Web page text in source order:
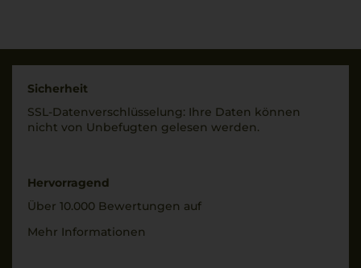
Trinktemperatur
6 °C
Alkoholgehalt
11 % Vol.
15,7 g/L
0,75 L
Sicherheit
SSL-Daten­verschlüs­selung: Ihre Daten können
nicht von Unbe­fugten gelesen werden.
Hervorragend
Über 10.000 Bewertungen auf
Mehr Informationen